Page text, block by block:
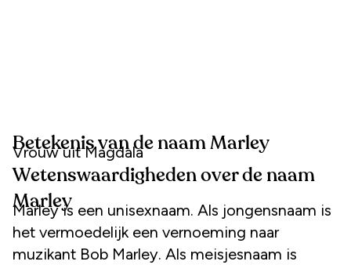
Betekenis van de naam Marley
Vrouw uit Magdala
Wetenswaardigheden over de naam
Marley
Marley is een unisexnaam. Als jongensnaam is
het vermoedelijk een vernoeming naar
muzikant Bob Marley. Als meisjesnaam is